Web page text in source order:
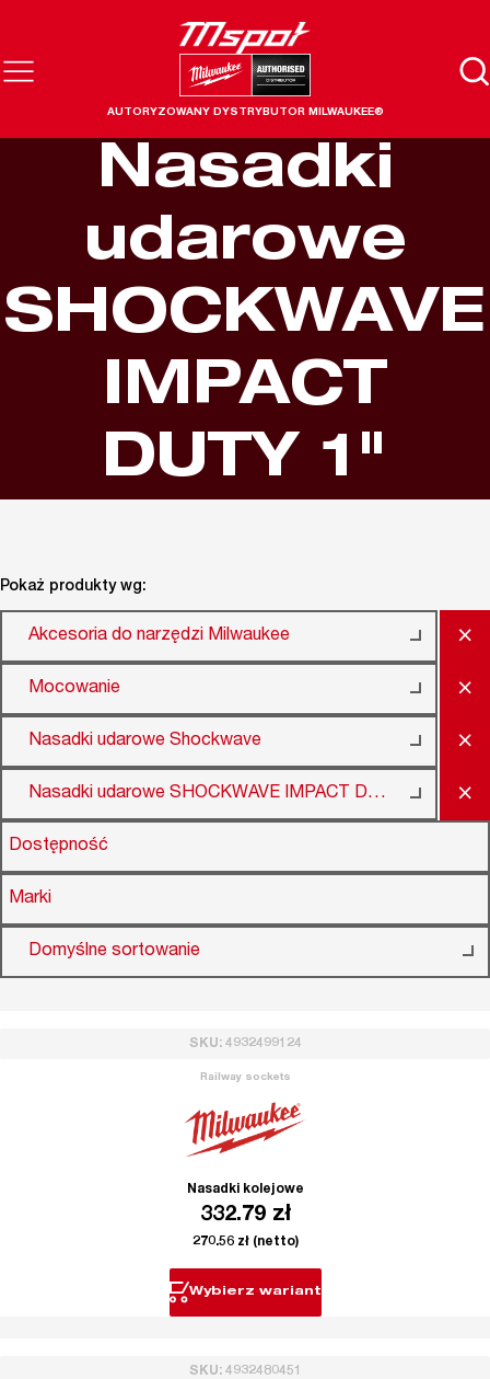
AUTORYZOWANY DYSTRYBUTOR MILWAUKEE®
Nasadki
udarowe
SHOCKWAVE
IMPACT
DUTY 1"
Pokaż produkty wg:
Akcesoria do narzędzi Milwaukee ×
Mocowanie ×
Nasadki udarowe Shockwave ×
Nasadki udarowe SHOCKWAVE IMPACT DUTY 1" ×
Dostępność
Marki
Domyślne sortowanie
SKU: 4932499124
Railway sockets
Nasadki kolejowe
332.79 zł
270.56 zł(netto)
Wybierz wariant
SKU: 4932480451